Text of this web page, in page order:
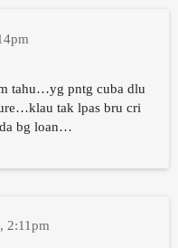
tahu…yg pntg cuba dlu
tak lpas bru cri
bg loan…
2:11pm